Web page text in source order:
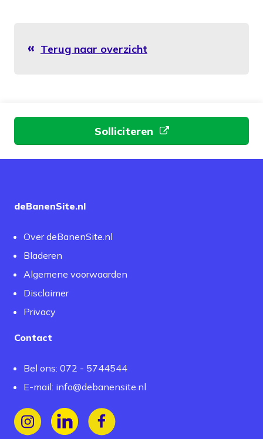
Terug naar overzicht
Aan de slagSolliciteren
deBanenSite.nl
Over deBanenSite.nl
Bladeren
Algemene voorwaarden
Disclaimer
Privacy
Contact
Bel ons: 072 - 5744544
E-mail: info@debanensite.nl